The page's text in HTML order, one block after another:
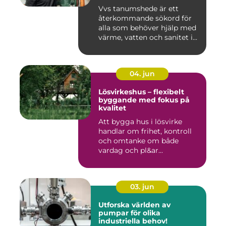
Vvs tanumshede är ett
återkommande sökord för
alla som behöver hjälp med
värme, vatten och sanitet i...
04. jun
Lösvirkeshus – flexibelt
byggande med fokus på
kvalitet
Att bygga hus i lösvirke
handlar om frihet, kontroll
och omtanke om både
vardag och pl&ar...
03. jun
Utforska världen av
pumpar för olika
industriella behov!